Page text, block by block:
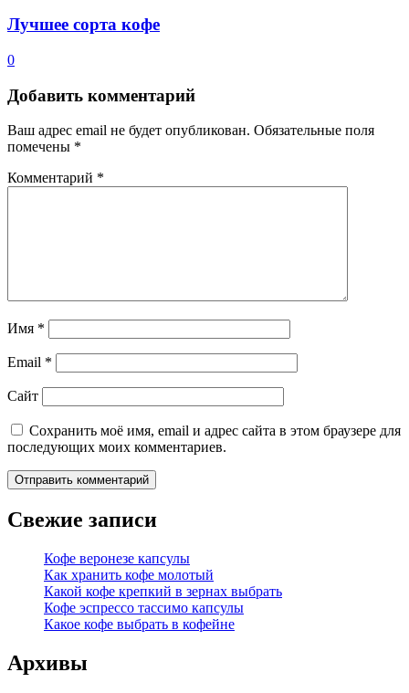
Лучшее сорта кофе
0
Добавить комментарий
Ваш адрес email не будет опубликован. Обязательные поля
помечены *
Комментарий *
Имя *
Email *
Сайт
Сохранить моё имя, email и адрес сайта в этом браузере для
последующих моих комментариев.
Свежие записи
Кофе веронезе капсулы
Как хранить кофе молотый
Какой кофе крепкий в зернах выбрать
Кофе эспрессо тассимо капсулы
Какое кофе выбрать в кофейне
Архивы